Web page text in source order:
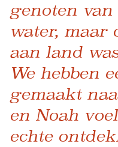
genoten van
water, maar
aan land
We hebben
gemaakt
en Noah
echte